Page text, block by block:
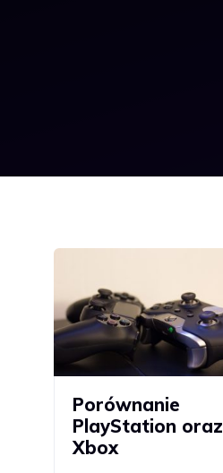
Porównanie
PlayStation oraz
Xbox